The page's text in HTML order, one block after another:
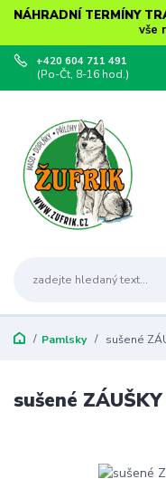
NÁHRADNÍ TERMÍNY
vše
+420 604 711 491
(Po-Čt, 8-16 hod.)
Pamlsky sušené
sušené